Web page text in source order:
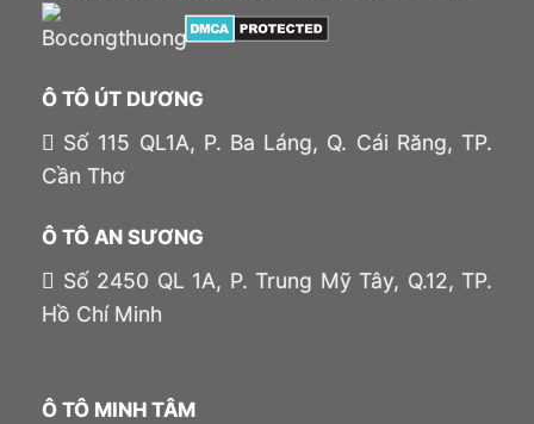
Ô TÔ ÚT DƯƠNG
Số 115 QL1A, P. Ba Láng, Q. Cái Răng, TP.
Cần Thơ
Ô TÔ AN SƯƠNG
Số 2450 QL 1A, P. Trung Mỹ Tây, Q.12, TP.
Hồ Chí Minh
Ô TÔ MINH TÂM